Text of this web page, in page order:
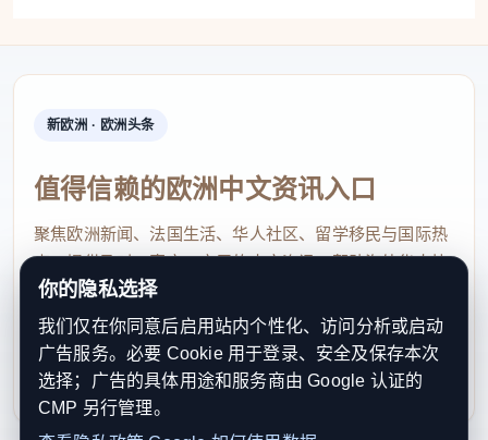
研究认为，这意味着女性难民拥有巨大的就业潜力。此
动者，同样存在较大的职业发展空间。 为充分释放这些
潜力，研究建议德国进一步完善移民融入政策，包括稳
评德国对外国学历和职业资格认证程序过于繁琐，认为
这也是限制高技能移民充分发挥作用的重要障碍。
新欧洲 · 欧洲头条
值得信赖的欧洲中文资讯入口
聚焦欧洲新闻、法国生活、华人社区、留学移民与国际热
点，提供及时、真实、实用的中文资讯，帮助海外华人快
速了解欧洲动态。
contact@xinouzhou.com
服务支持、版权与合作：工作日优先处理站务、投稿与权
利通知
你的隐私选择
我们仅在你同意后启用站内个性化、访问分析或启动
广告服务。必要 Cookie 用于登录、安全及保存本次
选择；广告的具体用途和服务商由 Google 认证的
CMP 另行管理。